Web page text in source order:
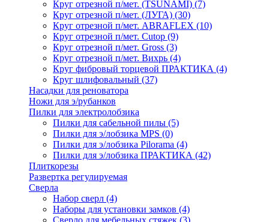
Круг отрезной п/мет. (TSUNAMI) (7)
Круг отрезной п/мет. (ЛУГА) (30)
Круг отрезной п/мет. ABRAFLEX (10)
Круг отрезной п/мет. Cutop (9)
Круг отрезной п/мет. Gross (3)
Круг отрезной п/мет. Вихрь (4)
Круг фибровый торцевой ПРАКТИКА (4)
Круг шлифовальный (37)
Насадки для реноватора
Ножи для э/рубанков
Пилки для электролобзика
Пилки для сабельной пилы (5)
Пилки для э/лобзика MPS (0)
Пилки для э/лобзика Pilorama (4)
Пилки для э/лобзика ПРАКТИКА (42)
Плиткорезы
Развертка регулируемая
Сверла
Набор сверл (4)
Наборы для установки замков (4)
Сверло для мебельных стяжек (3)